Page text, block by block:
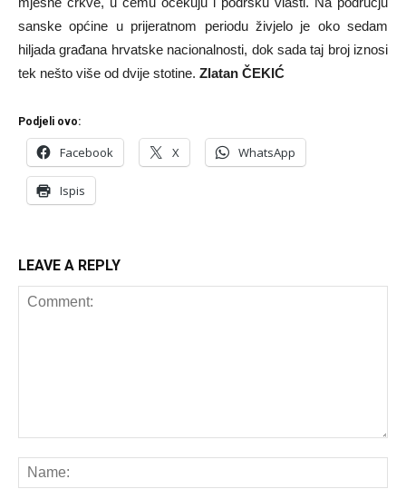
sanske općine u prijeratnom periodu živjelo je oko sedam
hiljada građana hrvatske nacionalnosti, dok sada taj broj iznosi
tek nešto više od dvije stotine. Zlatan ČEKIĆ
Podjeli ovo:
Facebook X WhatsApp
Ispis
LEAVE A REPLY